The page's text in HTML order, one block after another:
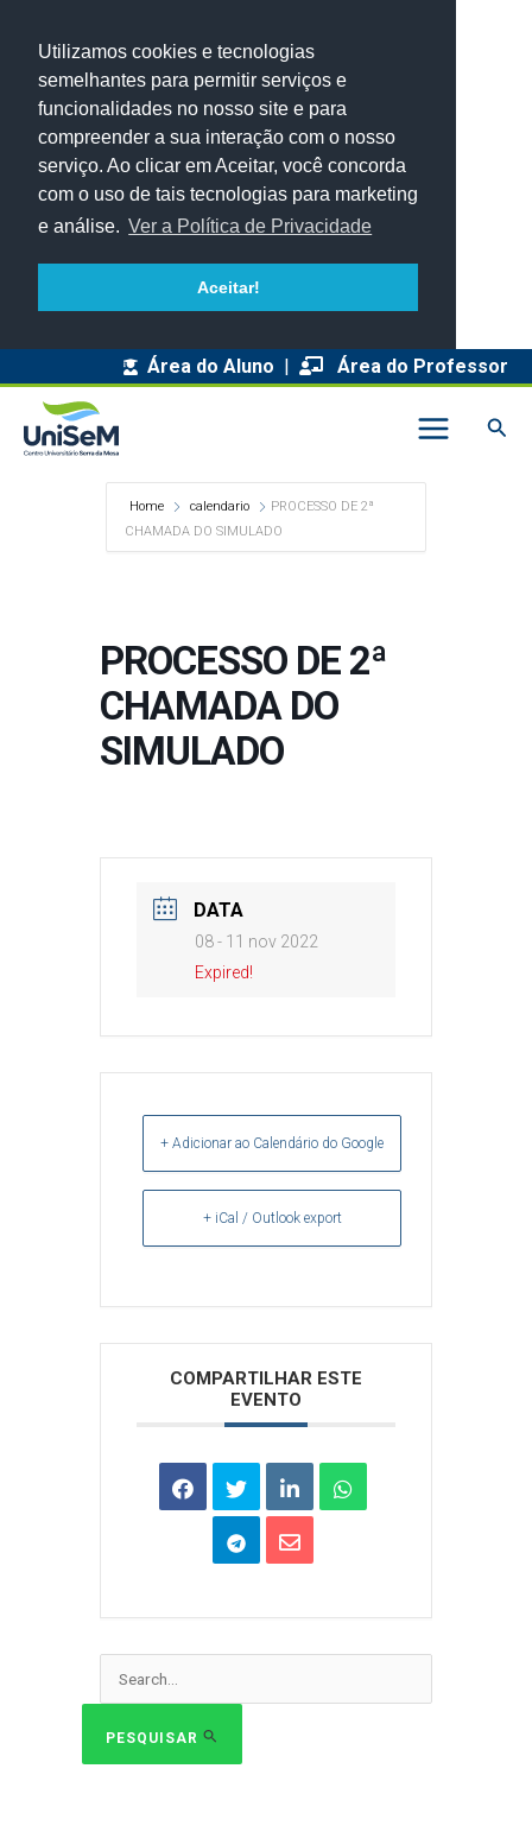
Utilizamos cookies e tecnologias
semelhantes para permitir serviços e
funcionalidades no nosso site e para
compreender a sua interação com o nosso
serviço. Ao clicar em Aceitar, você concorda
com o uso de tais tecnologias para marketing
e análise. Ver a Política de Privacidade
Aceitar!
Área do Aluno | Área do Professor
Home calendario
PROCESSO DE 2ª
CHAMADA DO SIMULADO
PROCESSO DE 2ª
CHAMADA DO
SIMULADO
DATA
08 - 11 nov 2022
Expired!
+ Adicionar ao Calendário do Google
+ iCal / Outlook export
COMPARTILHAR ESTE
EVENTO
Pesquisar
PESQUISAR